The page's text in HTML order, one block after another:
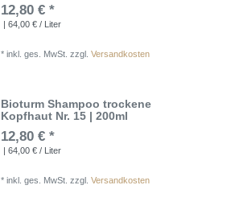
12,80 € *
| 64,00 € / Liter
*inkl. ges. MwSt. zzgl.Versandkosten
Bioturm Shampoo trockene
Kopfhaut Nr. 15 | 200ml
12,80 € *
| 64,00 € / Liter
*inkl. ges. MwSt. zzgl.Versandkosten